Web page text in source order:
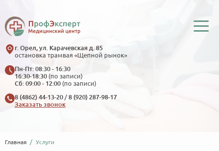
г. Орел, ул. Карачевская д. 85
остановка трамвая «Щепной рынок»
Пн-Пт: 08:30 - 16:30
16:30-18:30 (по записи)
Сб: 09:00 - 12:00 (по записи)
8 (4862) 44-13-20/ 8 (920) 287-98-17
Заказать звонок
Главная Услуги